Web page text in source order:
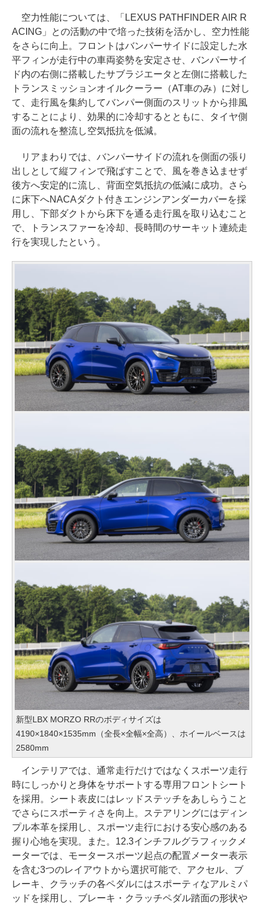
空力性能については、「LEXUS PATHFINDER AIR R
ACING」との活動の中で培った技術を活かし、空力性能
をさらに向上。フロントはバンパーサイドに設定した水
平フィンが走行中の車両姿勢を安定させ、バンパーサイ
ド内の右側に搭載したサブラジエータと左側に搭載した
トランスミッションオイルクーラー（AT車のみ）に対し
て、走行風を集約してバンパー側面のスリットから排風
することにより、効果的に冷却するとともに、タイヤ側
面の流れを整流し空気抵抗を低減。
リアまわりでは、バンパーサイドの流れを側面の張り
出しとして縦フィンで飛ばすことで、風を巻き込ませず
後方へ安定的に流し、背面空気抵抗の低減に成功。さら
に床下へNACAダクト付きエンジンアンダーカバーを採
用し、下部ダクトから床下を通る走行風を取り込むこと
で、トランスファーを冷却、長時間のサーキット連続走
行を実現したという。
新型LBX MORZO RRのボディサイズは
4190×1840×1535mm（全長×全幅×全高）、ホイールベースは
2580mm
インテリアでは、通常走行だけではなくスポーツ走行
時にしっかりと身体をサポートする専用フロントシート
を採用。シート表皮にはレッドステッチをあしらうこと
でさらにスポーティさを向上。ステアリングにはディン
プル本革を採用し、スポーツ走行における安心感のある
握り心地を実現。また。12.3インチフルグラフィックメ
ーターでは、モータースポーツ起点の配置メーター表示
を含む3つのレイアウトから選択可能で、アクセル、ブ
レーキ、クラッチの各ペダルにはスポーティなアルミパ
ッドを採用し、ブレーキ・クラッチペダル踏面の形状や